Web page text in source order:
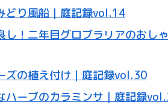
どり風船｜庭記録vol.14
し！二年目グロブラリアのおし
ズの植え付け｜庭記録vol.30
ハーブのカラミンサ｜庭記録